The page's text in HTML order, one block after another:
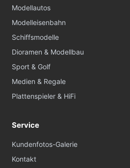
Modellautos
Modelleisenbahn
Schiffsmodelle
Dioramen & Modellbau
Sport & Golf
Medien & Regale
Plattenspieler & HiFi
Service
Kundenfotos-Galerie
Kontakt